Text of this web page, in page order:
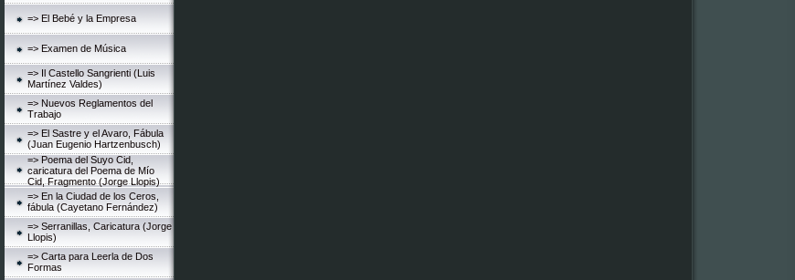
=> El Bebé y la Empresa
=> Examen de Música
=> Il Castello Sangrienti (Luis
Martínez Valdes)
=> Nuevos Reglamentos del
Trabajo
=> El Sastre y el Avaro, Fábula
(Juan Eugenio Hartzenbusch)
=> Poema del Suyo Cid,
caricatura del Poema de Mío
Cid, Fragmento (Jorge Llopis)
=> En la Ciudad de los Ceros,
fábula (Cayetano Fernández)
=> Serranillas, Caricatura (Jorge
Llopis)
=> Carta para Leerla de Dos
Formas